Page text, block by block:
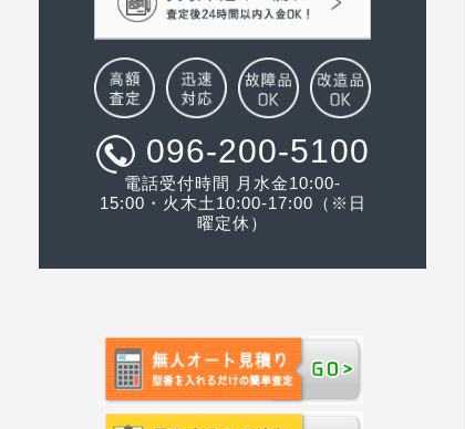
096-200-5100
電話受付時間 月水金10:00-
15:00・火木土10:00-17:00（※日
曜定休）